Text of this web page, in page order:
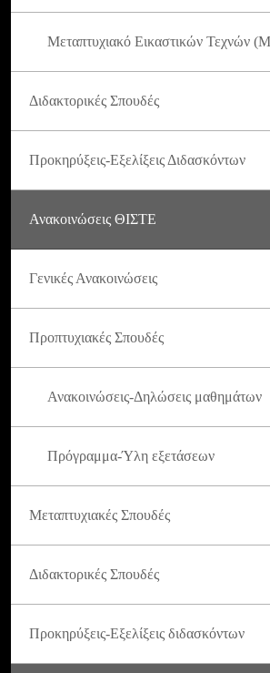
Μεταπτυχιακό Εικαστικών Τεχνών
Διδακτορικές Σπουδές
Προκηρύξεις-Εξελίξεις Διδασκόντων
Ανακοινώσεις ΘΙΣΤΕ
Γενικές Ανακοινώσεις
Προπτυχιακές Σπουδές
Ανακοινώσεις-Δηλώσεις μαθημάτων
Πρόγραμμα-Ύλη εξετάσεων
Μεταπτυχιακές Σπουδές
Διδακτορικές Σπουδές
Προκηρύξεις-Εξελίξεις διδασκόντων